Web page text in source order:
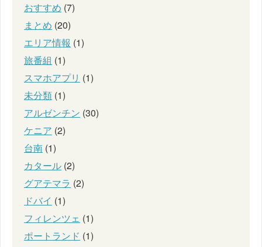
おすすめ (7)
まとめ (20)
エリア情報 (1)
旅番組 (1)
スマホアプリ (1)
未分類 (1)
アルゼンチン (30)
ケニア (2)
台南 (1)
カタール (2)
グアテマラ (2)
ドバイ (1)
フィレンツェ (1)
ポートランド (1)